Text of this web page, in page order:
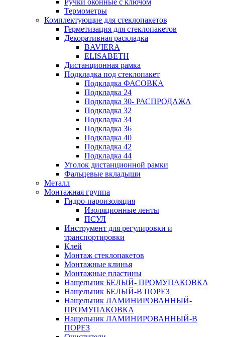
Термометры
Комплектующие для стеклопакетов
Герметизация для стеклопакетов
Декоративная раскладка
BAVIERA
ELISABETH
Дистанционная рамка
Подкладка под стеклопакет
Подкладка ФАСОВКА
Подкладка 24
Подкладка 30- РАСПРОДАЖА
Подкладка 32
Подкладка 34
Подкладка 36
Подкладка 40
Подкладка 42
Подкладка 44
Уголок дистанционной рамки
Фальцевые вкладыши
Металл
Монтажная группа
Гидро-пароизоляция
Изоляционные ленты
ПСУЛ
Инструмент для регулировки и
транспортировки
Клей
Монтаж стеклопакетов
Монтажные клинья
Монтажные пластины
Нащельник БЕЛЫЙ- ПРОМУПАКОВКА
Нащельник БЕЛЫЙ-В ПОРЕЗ
Нащельник ЛАМИНИРОВАННЫЙ-
ПРОМУПАКОВКА
Нащельник ЛАМИНИРОВАННЫЙ-В
ПОРЕЗ